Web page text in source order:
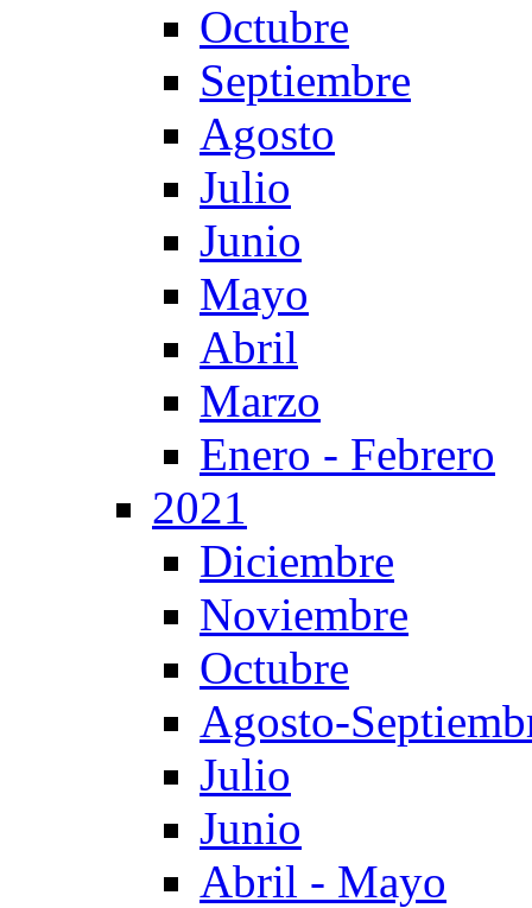
Octubre
Septiembre
Agosto
Julio
Junio
Mayo
Abril
Marzo
Enero - Febrero
2021
Diciembre
Noviembre
Octubre
Agosto-
Julio
Junio
Abril - Mayo